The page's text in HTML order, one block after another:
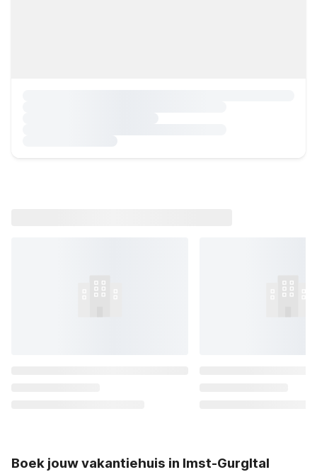
Boek jouw vakantiehuis in Imst-Gurgltal